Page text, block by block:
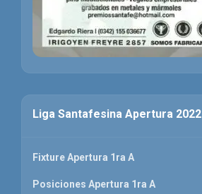
Liga Santafesina Apertura 2022
Fixture Apertura 1ra A
Posiciones Apertura 1ra A